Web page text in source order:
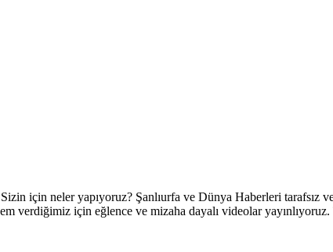
için neler yapıyoruz? Şanlıurfa ve Dünya Haberleri tarafsız
verdiğimiz için eğlence ve mizaha dayalı videolar